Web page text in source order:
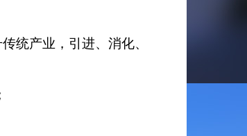
统产业，引进、消化、